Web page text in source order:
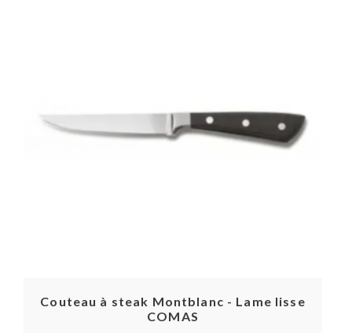
Couteau à steak Montblanc - Lame lisse
COMAS